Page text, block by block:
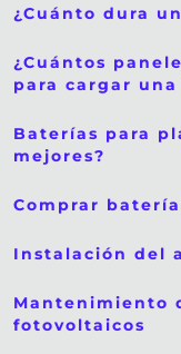
¿Cuánto dura
¿Cuántos
para cargar
Baterías para
mejores?
Comprar
Instalación del
Mantenimiento
fotovoltaicos